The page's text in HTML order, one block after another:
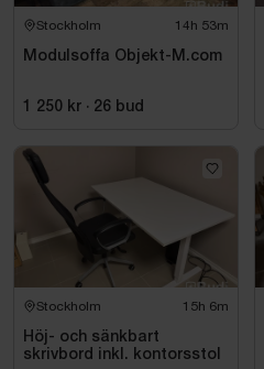
Stockholm 14h 53m
Modulsoffa Objekt-M.com
1 250 kr · 26 bud
Stockholm 15h 6m
Höj- och sänkbart
skrivbord inkl. kontorsstol